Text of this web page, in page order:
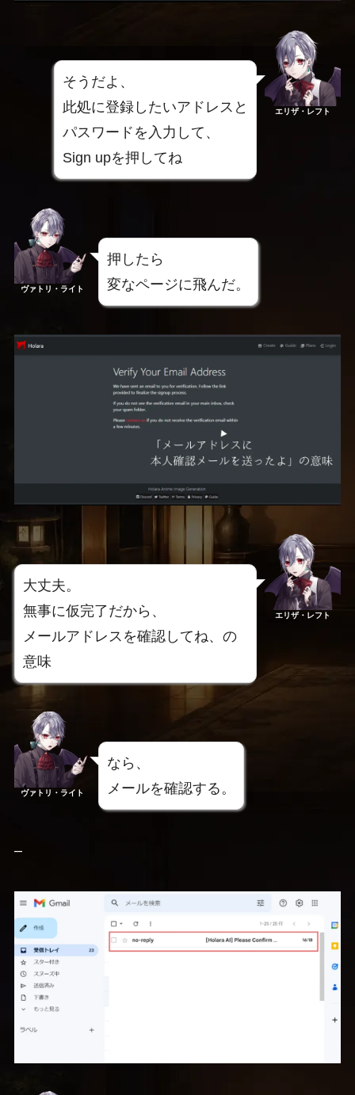
そうだよ、
此処に登録したいアドレスと
パスワードを入力して、
Sign upを押してね
エリザ・レフト
ヴァトリ・ライト
押したら
変なページに飛んだ。
大丈夫。
無事に仮完了だから、
メールアドレスを確認してね、の
意味
エリザ・レフト
ヴァトリ・ライト
なら、
メールを確認する。
–